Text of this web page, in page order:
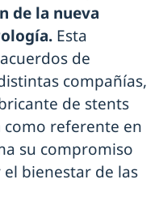
de la nueva
Esta
de
compañías,
de stents
como referente en
su compromiso
bienestar de las